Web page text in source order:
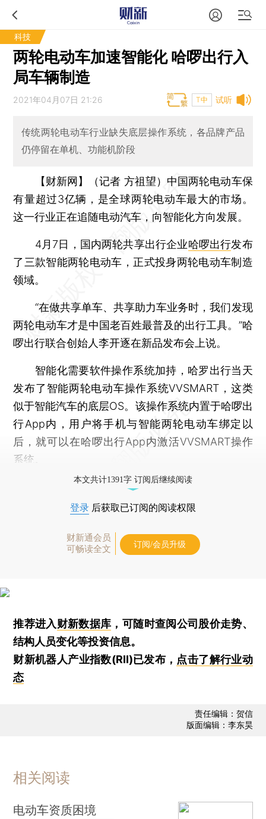
科技
两轮电动车加速智能化 哈啰出行入
局车辆制造
试听
2021年04月07日 21:26 T中
传统两轮电动车行业缺失底层操作系统，各品牌产品
仍停留在单机、功能机阶段
【财新网】（记者 方祖望） 中国两轮电动车保
有量超过3亿辆，是全球两轮电动车最大的市场。
这一行业正在追随电动汽车，向智能化方向发展。
4月7日，国内两轮共享出行企业哈啰出行发布
了三款智能两轮电动车，正式投身两轮电动车制造
领域。
“在做共享单车、共享助力车业务时，我们发现
两轮电动车才是中国老百姓最普及的出行工具。”哈
啰出行联合创始人李开逐在新品发布会上说。
智能化需要软件操作系统加持，哈罗出行当天
发布了智能两轮电动车操作系统VVSMART，这类
似于智能汽车的底层OS。该操作系统内置于哈啰出
行App内，用户将手机与智能两轮电动车绑定以
后，就可以在哈啰出行App内激活VVSMART操作
系统。
本文共计1391字 订阅后继续阅读
登录 后获取已订阅的阅读权限
财新通会员
可畅读全文
订阅/会员升级
推荐进入财新数据库 ，可随时查阅公司股价走势、
结构人员变化等投资信息。
财新机器人产业指数(RII)已发布， 点击了解行业动
态
责任编辑：贺信
版面编辑：李东昊
相关阅读
电动车资质困境